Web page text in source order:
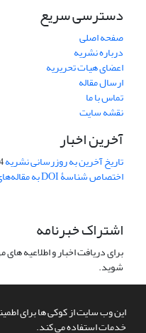
این وب سایت از کوکی ها برای
خدمات استفاده می کند.
دسترسی سریع
صفحه اصلی
درباره نشریه
اعضای هیات تحریریه
ارسال مقاله
تماس با ما
نقشه سایت
آخرین اخبار
تاریخ آخرین به روزرسانی نشریه
اختصاص شناسۀ DOI به مقاله‌های فصلنامه تاریخ روابط خارجی
اشتراک خبرنامه
برای دریافت اخبار و اطلاعیه
شوید.